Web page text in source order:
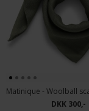
DKK 300,-